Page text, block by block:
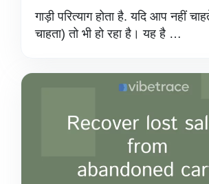
गाड़ी परित्याग होता है. यदि आप नहीं
चाहता) तो भी हो रहा है। यह है …